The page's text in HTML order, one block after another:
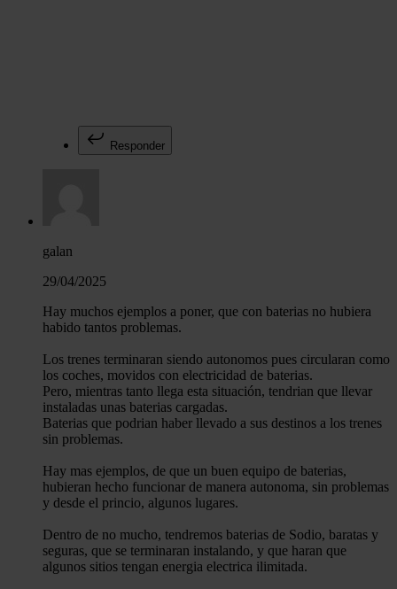
Responder
galan
29/04/2025
Hay muchos ejemplos a poner, que con baterias no hubiera
habido tantos problemas.
Los trenes terminaran siendo autonomos pues circularan como
los coches, movidos con electricidad de baterias.
Pero, mientras tanto llega esta situación, tendrian que llevar
instaladas unas baterias cargadas.
Baterias que podrian haber llevado a sus destinos a los trenes
sin problemas.
Hay mas ejemplos, de que un buen equipo de baterias,
hubieran hecho funcionar de manera autonoma, sin problemas
y desde el princio, algunos lugares.
Dentro de no mucho, tendremos baterias de Sodio, baratas y
seguras, que se terminaran instalando, y que haran que
algunos sitios tengan energia electrica ilimitada.